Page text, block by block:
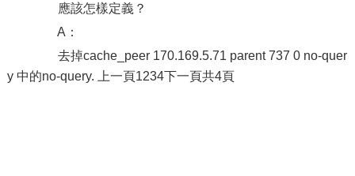
應該怎樣定義？
A：
去掉cache_peer 170.169.5.71 parent 737 0 no-quer
y 中的no-query. 上一頁1234下一頁共4頁